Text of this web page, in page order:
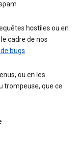
hostiles ou en
cadre de nos
bugs
ou en les
trompeuse, que ce